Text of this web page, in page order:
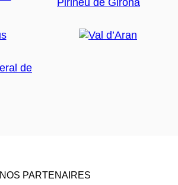
NOS PARTENAIRES